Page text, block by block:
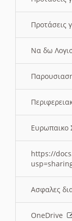
Προτάσεις
Να δω
Ευρωπαικο
https://
Ασφαλες
OneDrive